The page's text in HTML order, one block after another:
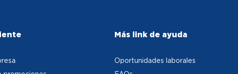
Más link de ayuda
Oportunidades laborales